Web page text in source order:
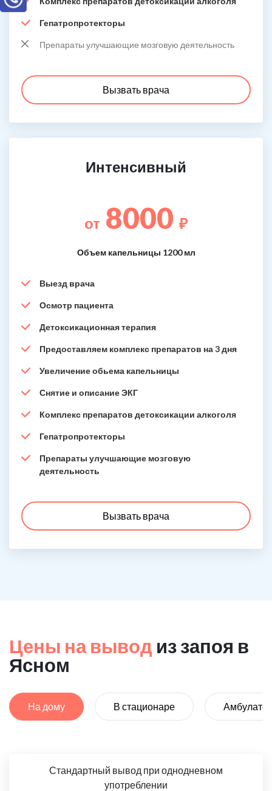
Гепатропротекторы
Препараты улучшающие мозговую деятельность
Вызвать врача
Интенсивный
от 8000 ₽
Объем капельницы 1200 мл
Выезд врача
Осмотр пациента
Детоксикационная терапия
Предоставляем комплекс препаратов на 3 дня
Увеличение обьема капельницы
Снятие и описание ЭКГ
Комплекс препаратов детоксикации алкоголя
Гепатропротекторы
Препараты улучшающие мозговую
деятельность
Вызвать врача
Цены на вывод из запоя в
Ясном
На дому В стационаре
Стандартный вывод при однодневном
употреблении